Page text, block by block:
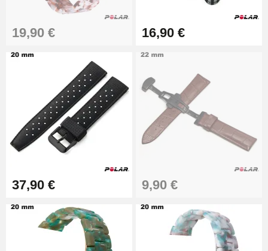
Montre Facile
19,90 € 16,90 €
37,90 € 9,90 €